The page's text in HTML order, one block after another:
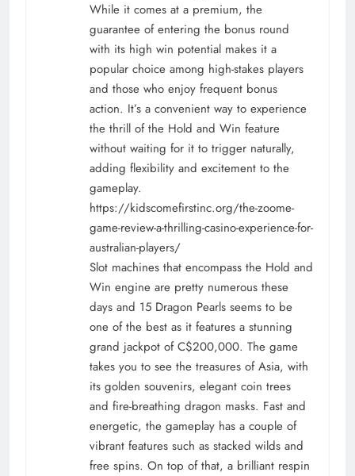
While it comes at a premium, the
guarantee of entering the bonus round
with its high win potential makes it a
popular choice among high-stakes players
and those who enjoy frequent bonus
action. It’s a convenient way to experience
the thrill of the Hold and Win feature
without waiting for it to trigger naturally,
adding flexibility and excitement to the
gameplay.
https://kidscomefirstinc.org/the-zoome-
game-review-a-thrilling-casino-experience-for-
australian-players/
Slot machines that encompass the Hold and
Win engine are pretty numerous these
days and 15 Dragon Pearls seems to be
one of the best as it features a stunning
grand jackpot of C$200,000. The game
takes you to see the treasures of Asia, with
its golden souvenirs, elegant coin trees
and fire-breathing dragon masks. Fast and
energetic, the gameplay has a couple of
vibrant features such as stacked wilds and
free spins. On top of that, a brilliant respin